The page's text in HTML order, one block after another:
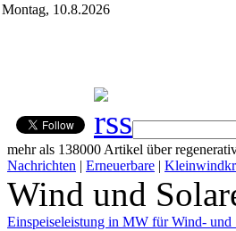
Montag, 10.8.2026
mehr als 138000 Artikel über
Nachrichten | Erneuerbare |
Wind und
Einspeiseleistung in MW für Wind- und